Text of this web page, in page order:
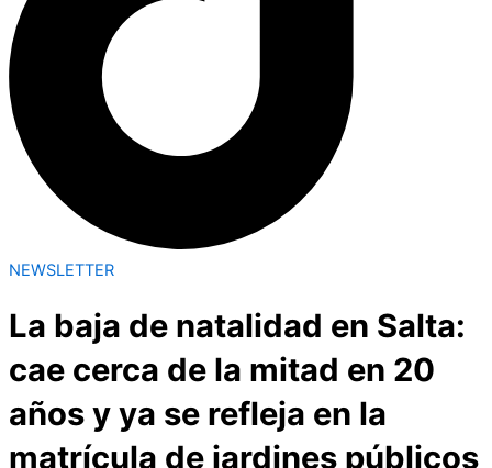
NEWSLETTER
La baja de natalidad en Salta:
cae cerca de la mitad en 20
años y ya se refleja en la
matrícula de jardines públicos